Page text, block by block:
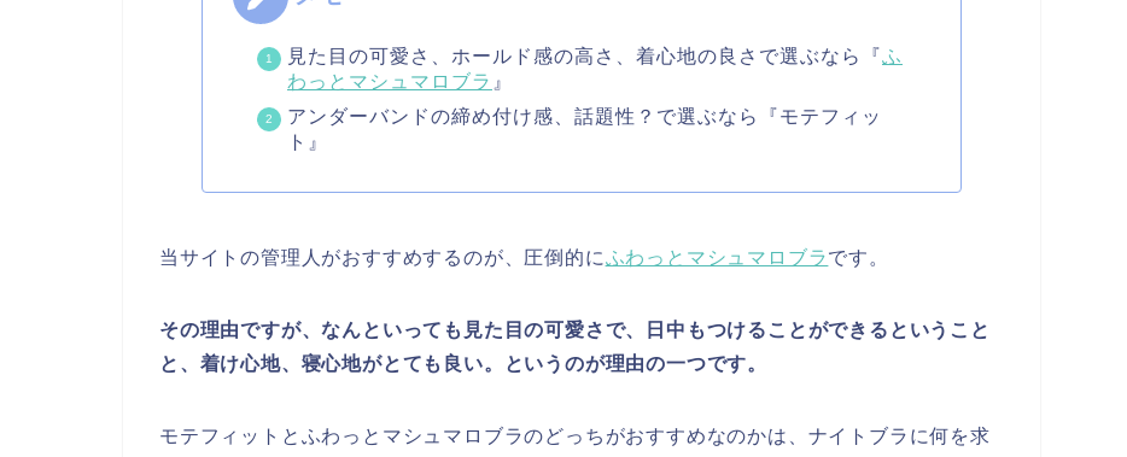
見た目の可愛さ、ホールド感の高さ、着心地の良さで選ぶなら『ふ
わっとマシュマロブラ 』
アンダーバンドの締め付け感、話題性？で選ぶなら『モテフィッ
ト』
当サイトの管理人がおすすめするのが、圧倒的にふわっとマシュマロブラです。
その理由ですが、なんといっても見た目の可愛さで、日中もつけることができるということ
と、着け心地、寝心地がとても良い。というのが理由の一つです。
モテフィットとふわっとマシュマロブラのどっちがおすすめなのかは、ナイトブラに何を求